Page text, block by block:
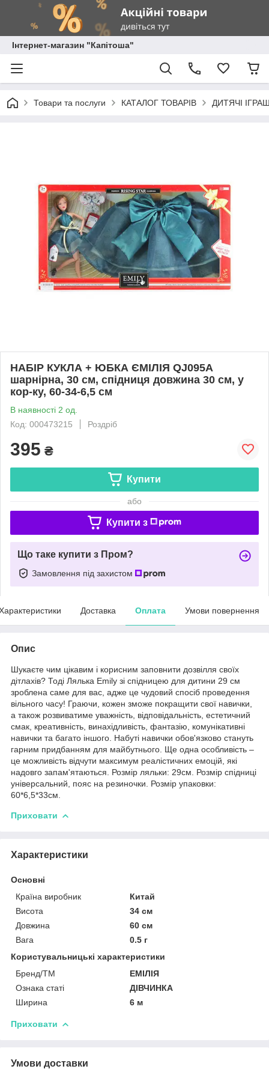
Інтернет-магазин "Капітоша"
Товари та послуги КАТАЛОГ ТОВАРІВ ДИТЯЧІ
НАБІР КУКЛА + ЮБКА ЄМІЛІЯ QJ095A
шарнірна, 30 см, спідниця довжина 30 см, у
кор-ку, 60-34-6,5 см
В наявності 2 од.
Код: 000473215
Роздріб
395 ₴
Купити
або
Купити з
Що таке купити з Пром?
Замовлення під захистом
Доставка Оплата Умови повернення
Опис
Шукаєте чим цікавим і корисним заповнити дозвілля своїх
дітлахів? Тоді Лялька Emily зі спідницею для дитини 29 см
зроблена саме для вас, адже це чудовий спосіб проведення
вільного часу! Граючи, кожен зможе покращити свої навички,
а також розвиватиме уважність, відповідальність, естетичний
смак, креативність, винахідливість, фантазію, комунікативні
навички та багато іншого. Набуті навички обов'язково стануть
гарним придбанням для майбутнього. Ще одна особливість –
це можливість відчути максимум реалістичних емоцій, які
надовго запам'ятаються. Розмір ляльки: 29см. Розмір спідниці
універсальний, пояс на резиночки. Розмір упаковки:
60*6,5*33см.
Приховати
Характеристики
Основні
Країна виробник
Китай
Висота
34 см
Довжина
60 см
Вага
0.5 г
Користувальницькі характеристики
Бренд/ТМ
ЕМІЛІЯ
Ознака статі
ДІВЧИНКА
Ширина
6 м
Приховати
Умови доставки